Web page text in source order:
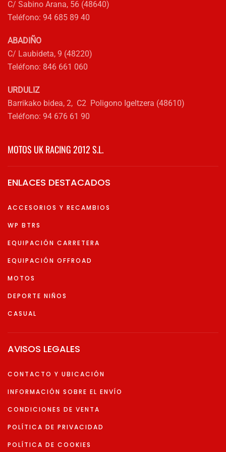
de
C/ Sabino Arana, 56 (48640)
Teléfono: 94 685 89 40
ABADIÑO
C/ Laubideta, 9 (48220)
Teléfono: 846 661 060
URDULIZ
Barrikako bidea, 2, C2 Poligono Igeltzera (48610)
Teléfono: 94 676 61 90
MOTOS UK RACING 2012 S.L.
ENLACES DESTACADOS
ACCESORIOS Y RECAMBIOS
WP BTRS
EQUIPACIÓN CARRETERA
EQUIPACIÓN OFFROAD
MOTOS
DEPORTE NIÑOS
CASUAL
AVISOS LEGALES
CONTACTO Y UBICACIÓN
INFORMACIÓN SOBRE EL ENVÍO
CONDICIONES DE VENTA
POLÍTICA DE PRIVACIDAD
POLÍTICA DE COOKIES